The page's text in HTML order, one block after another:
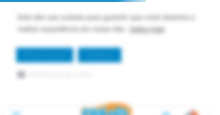
Este site usa cookies para garantir que você obtenha a
melhor experiência em nosso site.
Saiba mais